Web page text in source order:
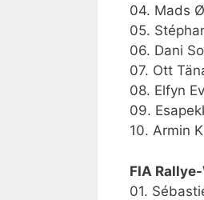
04. Mads
05.
06. Dani
07. Ott
08. Elfyn
09.
10. Armin
FIA
01.